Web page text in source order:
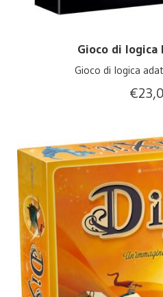
Gioco di logica
Gioco di logica
€